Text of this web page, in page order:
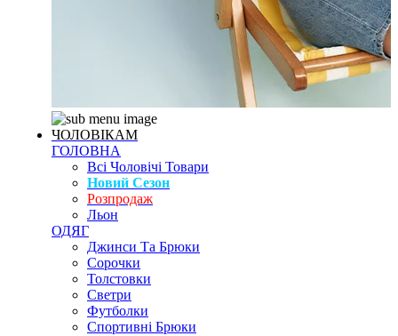
ЧОЛОВІКАМ
ГОЛОВНА
Всі Чоловічі Товари
Новий Сезон
Розпродаж
Льон
ОДЯГ
Джинси Та Брюки
Сорочки
Толстовки
Светри
Футболки
Спортивні Брюки